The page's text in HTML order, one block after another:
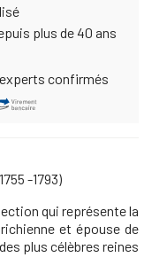
plus de 40 ans
confirmés
-1793)
qui représente la
et épouse de
plus célèbres reines